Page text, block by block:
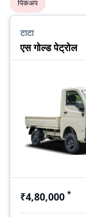
पिकअप
टाटा
एस गोल्ड पेट्रोल
₹4,80,000 *